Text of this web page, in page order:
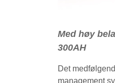
Med høy
300AH
Det
management